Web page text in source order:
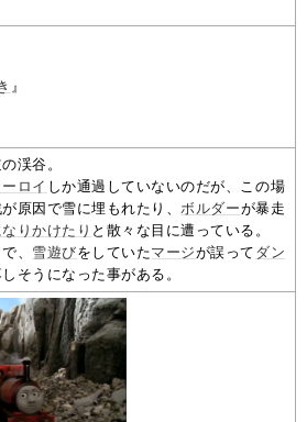
』
渓谷。
ロイ しか通過していないのだが、この場
原因で雪に埋もれたり、ボルダーが暴走
りかけたり と散々な目に遭っている。
、 雪遊びをしていたマージが誤って ダン
そうになった事がある。